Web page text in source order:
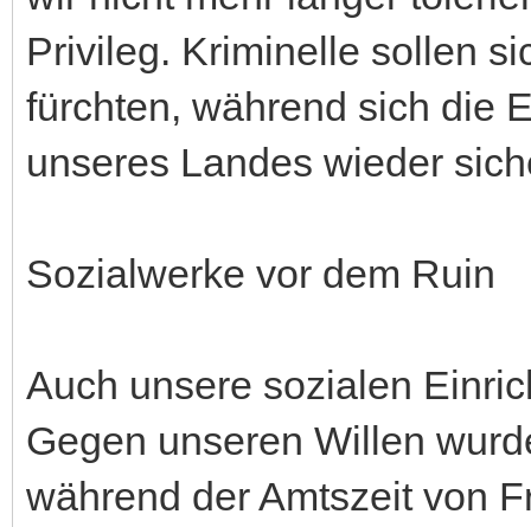
Privileg. Kriminelle sollen
fürchten, während sich die
unseres Landes wieder
Sozialwerke vor dem Ruin
Auch unsere sozialen
Gegen unseren Willen
während der Amtszeit von